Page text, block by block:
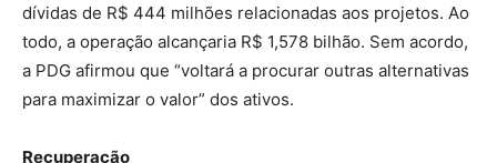
dívidas de R$ 444 milhões relacionadas aos projetos. Ao
todo, a operação alcançaria R$ 1,578 bilhão. Sem acordo,
a PDG afirmou que “voltará a procurar outras alternativas
para maximizar o valor” dos ativos.
Recuperação